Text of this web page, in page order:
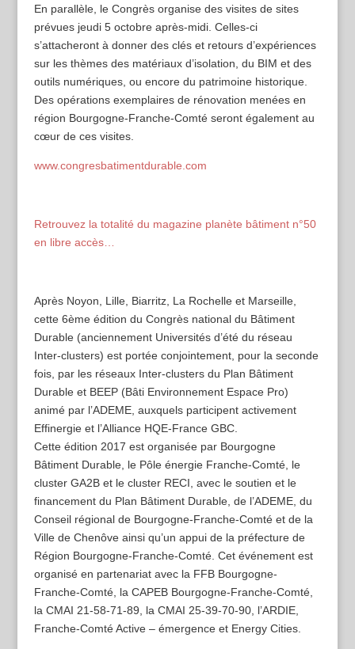
En parallèle, le Congrès organise des visites de sites
prévues jeudi 5 octobre après-midi. Celles-ci
s’attacheront à donner des clés et retours d’expériences
sur les thèmes des matériaux d’isolation, du BIM et des
outils numériques, ou encore du patrimoine historique.
Des opérations exemplaires de rénovation menées en
région Bourgogne-Franche-Comté seront également au
cœur de ces visites.
www.congresbatimentdurable.com
Retrouvez la totalité du magazine planète bâtiment n°50
en libre accès…
Après Noyon, Lille, Biarritz, La Rochelle et Marseille,
cette 6ème édition du Congrès national du Bâtiment
Durable (anciennement Universités d’été du réseau
Inter-clusters) est portée conjointement, pour la seconde
fois, par les réseaux Inter-clusters du Plan Bâtiment
Durable et BEEP (Bâti Environnement Espace Pro)
animé par l’ADEME, auxquels participent activement
Effinergie et l’Alliance HQE-France GBC.
Cette édition 2017 est organisée par Bourgogne
Bâtiment Durable, le Pôle énergie Franche-Comté, le
cluster GA2B et le cluster RECI, avec le soutien et le
financement du Plan Bâtiment Durable, de l’ADEME, du
Conseil régional de Bourgogne-Franche-Comté et de la
Ville de Chenôve ainsi qu’un appui de la préfecture de
Région Bourgogne-Franche-Comté. Cet événement est
organisé en partenariat avec la FFB Bourgogne-
Franche-Comté, la CAPEB Bourgogne-Franche-Comté,
la CMAI 21-58-71-89, la CMAI 25-39-70-90, l’ARDIE,
Franche-Comté Active – émergence et Energy Cities.